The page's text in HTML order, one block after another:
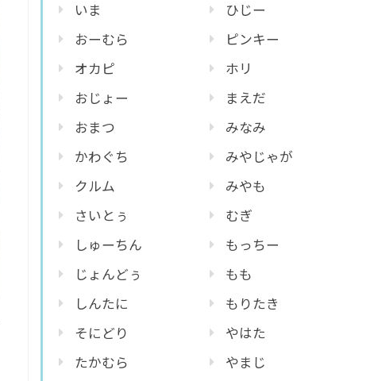
いま
おーむら
オカピ
おじょー
おまつ
かわぐち
クルム
さいとぅ
しゅーちん
じょんどぅ
しんたに
そにどり
たかむら
ひじー
ピンキー
ホリ
まえだ
みなみ
みやじゃが
みやも
むぎ
もっちー
もも
もりたき
やはた
やまじ